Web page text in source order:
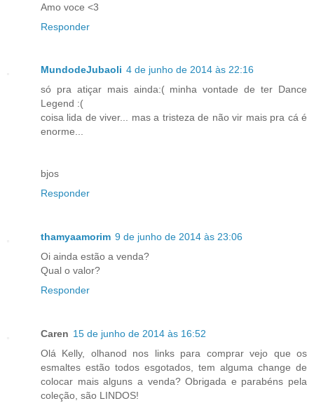
Amo voce <3
Responder
MundodeJubaoli 4 de junho de 2014 às 22:16
só pra atiçar mais ainda:( minha vontade de ter Dance
Legend :(
coisa lida de viver... mas a tristeza de não vir mais pra cá é
enorme...
bjos
Responder
thamyaamorim 9 de junho de 2014 às 23:06
Oi ainda estão a venda?
Qual o valor?
Responder
Caren 15 de junho de 2014 às 16:52
Olá Kelly, olhanod nos links para comprar vejo que os
esmaltes estão todos esgotados, tem alguma change de
colocar mais alguns a venda? Obrigada e parabéns pela
coleção, são LINDOS!